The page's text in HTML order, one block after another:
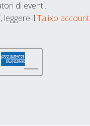
di eventi.
leggere il Talixo